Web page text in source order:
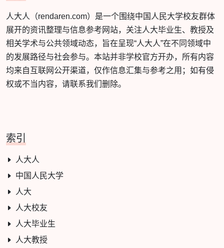
人大人（rendaren.com）是一个围绕中国人民大学校友群体
展开的资讯整理与信息参考网站，关注人大毕业生、教授及
相关学术与公共领域动态，旨在呈现“人大人”在不同领域中
的发展路径与社会参与。本站并非学校官方开办，所有内容
均来自互联网公开渠道，仅作信息汇集与参考之用；如有侵
权或不当内容，请联系我们删除。
索引
人大人
中国人民大学
人大
人大校友
人大毕业生
人大教授